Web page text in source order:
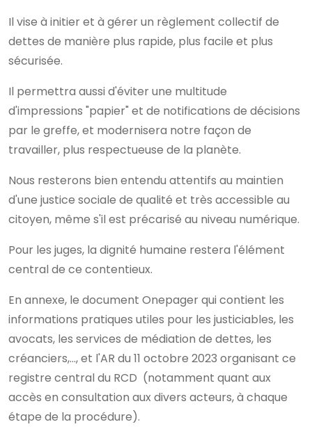
Il vise à initier et à gérer un règlement collectif de
dettes de manière plus rapide, plus facile et plus
sécurisée.
Il permettra aussi d'éviter une multitude
d'impressions "papier" et de notifications de décisions
par le greffe, et modernisera notre façon de
travailler, plus respectueuse de la planète.
Nous resterons bien entendu attentifs au maintien
d'une justice sociale de qualité et très accessible au
citoyen, même s'il est précarisé au niveau numérique.
Pour les juges, la dignité humaine restera l'élément
central de ce contentieux.
En annexe, le document Onepager qui contient les
informations pratiques utiles pour les justiciables, les
avocats, les services de médiation de dettes, les
créanciers,..., et l'AR du 11 octobre 2023 organisant ce
registre central du RCD (notamment quant aux
accès en consultation aux divers acteurs, à chaque
étape de la procédure).